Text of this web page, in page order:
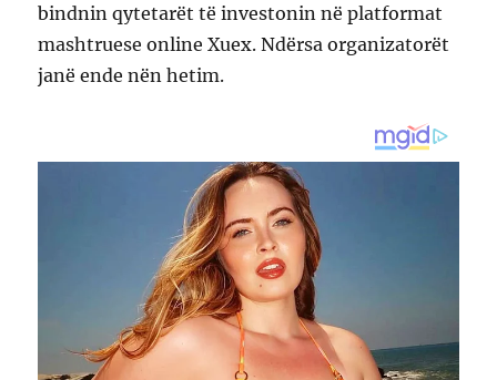
bindnin qytetarët të investonin në platformat
mashtruese online Xuex. Ndërsa organizatorët
janë ende nën hetim.